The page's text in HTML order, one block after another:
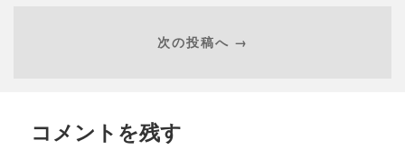
次の投稿へ →
コメントを残す